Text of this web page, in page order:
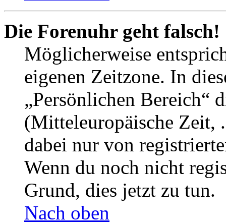
Die Forenuhr geht falsch!
Möglicherweise
eigenen Zeitzone. In
„Persönlichen Bereich“
(Mitteleuropäische Zeit,
dabei nur von
Wenn du noch nicht
Grund, dies jetzt zu tun.
Nach oben